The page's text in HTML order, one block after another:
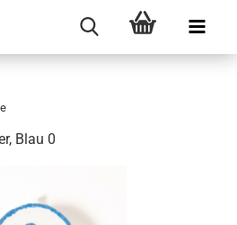
Blau 0